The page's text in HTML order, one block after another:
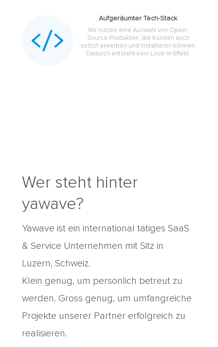

Aufgeräumter Tech-Stack
Wir nutzen eine Auswahl von Open-
Source-Produkten, die Kunden auch
selbst erwerben und installieren können.
Dadurch entsteht kein Lock-In-Effekt.
Wer steht hinter
yawave?
Yawave ist ein international tätiges SaaS
& Service Unternehmen mit Sitz in
Luzern, Schweiz.
Klein genug, um persönlich betreut zu
werden. Gross genug, um umfangreiche
Projekte unserer Partner erfolgreich zu
realisieren.